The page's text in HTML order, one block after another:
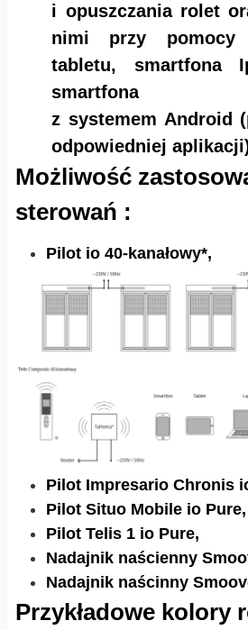
i opuszczania rolet
nimi przy pomocy
tabletu, smartfona
smartfona
z systemem Android
odpowiedniej
Możliwość
sterowań :
Pilot io 40-kanałowy*,
Pilot Impresario Chronis
Pilot Situo Mobile io Pure,
Pilot Telis 1 io Pure,
Nadajnik naścienny
Nadajnik naścinny
Przykładowe kolory